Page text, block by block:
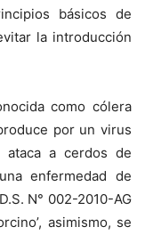
básicos de
la introducción
como cólera
por un virus
ataca a cerdos de
enfermedad de
N° 002-2010-AG
asimismo, se